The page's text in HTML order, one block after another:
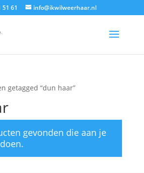
51 61 info@ikwilweerhaar.nl
getagged “dun haar”
gevonden die aan je